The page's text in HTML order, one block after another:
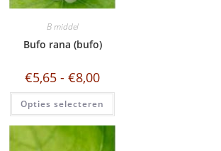
B middel
Bufo rana (bufo)
€5,65 - €8,00
Opties selecteren